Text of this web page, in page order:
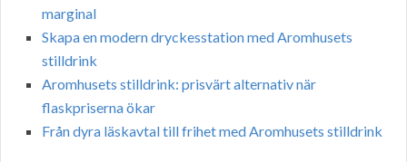
marginal
Skapa en modern dryckesstation med Aromhusets
stilldrink
Aromhusets stilldrink: prisvärt alternativ när
flaskpriserna ökar
Från dyra läskavtal till frihet med Aromhusets stilldrink